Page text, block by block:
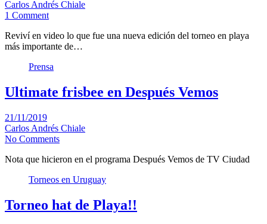
Carlos Andrés Chiale
1 Comment
Reviví en video lo que fue una nueva edición del torneo en playa
más importante de…
Prensa
Ultimate frisbee en Después Vemos
21/11/2019
Carlos Andrés Chiale
No Comments
Nota que hicieron en el programa Después Vemos de TV Ciudad
Torneos en Uruguay
Torneo hat de Playa!!